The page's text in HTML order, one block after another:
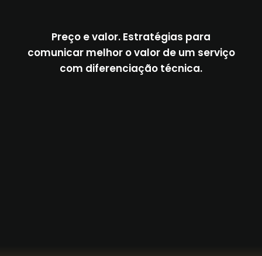
Preço e valor. Estratégias para
comunicar melhor o valor de um serviço
com diferenciação técnica.